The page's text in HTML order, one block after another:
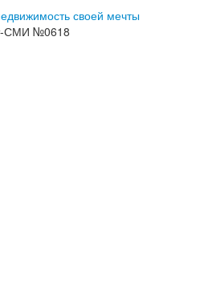
своей мечты
СМИ №0618